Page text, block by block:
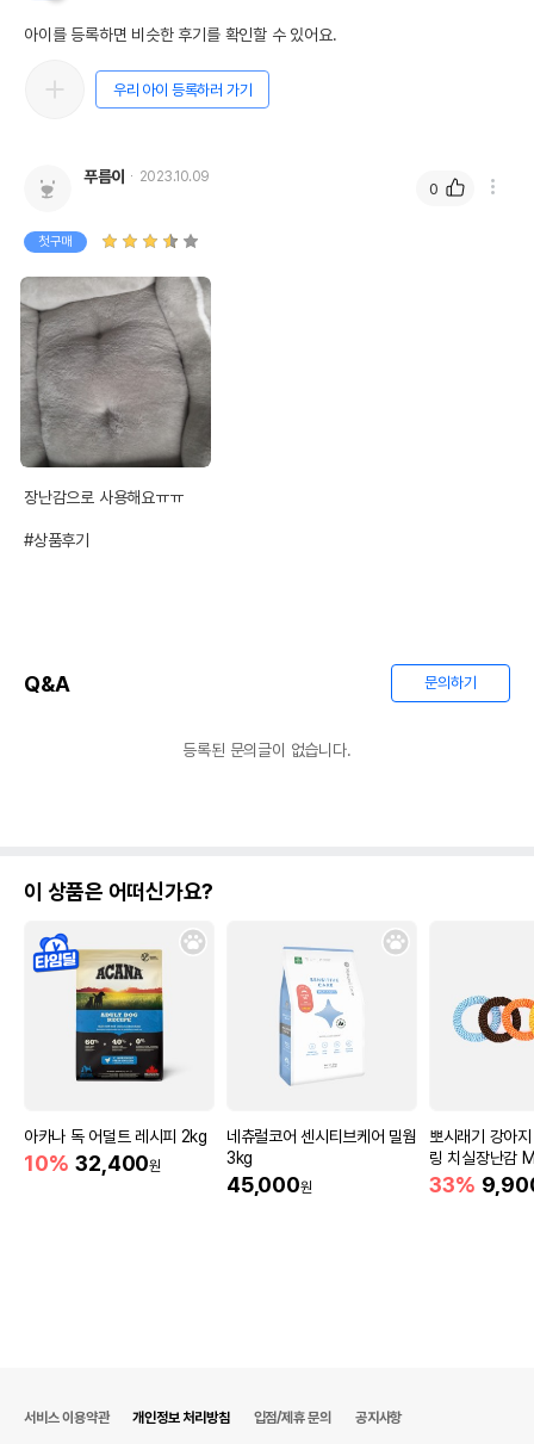
아이를 등록하면 비슷한 후기를 확인할 수 있어요.
우리 아이 등록하러 가기
푸름이 2023.10.09
첫구매
장난감으로 사용해요ㅠㅠ
#상품후기
0
Q&A 문의하기
등록된 문의글이 없습니다.
이 상품은 어떠신가요?
아카나 독 어덜트 레시피 2kg
10% 32,400원
네츄럴코어 센시티브케어 밀웜
3kg
45,000원
뽀시래기 강아
링 치실장난감
33%
서비스 이용약관 개인정보 처리방침 입점/제휴 문의 공지사항